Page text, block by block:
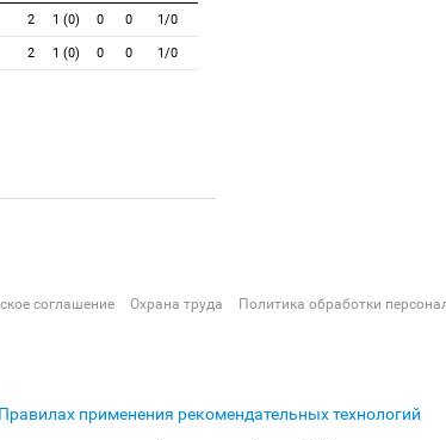
2 1 (0) 0 0 1/0
2 1 (0) 0 0 1/0
соглашение Охрана труда Политика обработки
Правилах применения рекомендательных технологий